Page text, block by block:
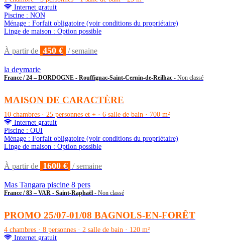
Internet gratuit
Piscine : NON
Ménage : Forfait obligatoire (voir conditions du propriétaire)
Linge de maison : Option possible
À partir de 450 € / semaine
la deymarie
France / 24 – DORDOGNE - Rouffignac-Saint-Cernin-de-Reilhac - Non classé
MAISON DE CARACTÈRE
10 chambres · 25 personnes et + · 6 salle de bain · 700 m²
Internet gratuit
Piscine : OUI
Ménage : Forfait obligatoire (voir conditions du propriétaire)
Linge de maison : Option possible
À partir de 1600 € / semaine
Mas Tangara piscine 8 pers
France / 83 – VAR - Saint-Raphaël - Non classé
PROMO 25/07-01/08 BAGNOLS-EN-FORÊT
4 chambres · 8 personnes · 2 salle de bain · 120 m²
Internet gratuit